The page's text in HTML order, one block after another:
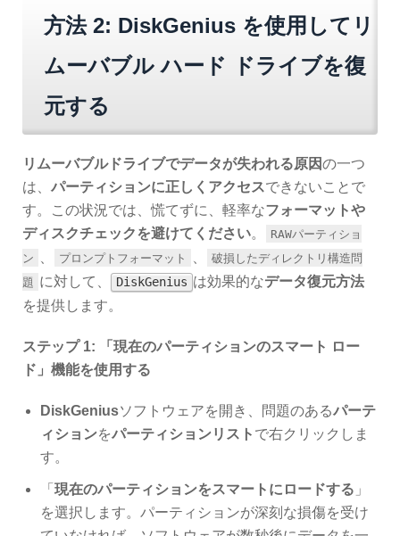
方法 2: DiskGenius を使用してリ
ムーバブル ハード ドライブを復
元する
リムーバブルドライブでデータが失われる原因の一つ
は、 パーティションに正しくアクセスできないことで
す。この状況では、慌てずに、軽率なフォーマットや
ディスクチェックを避けてください。
RAWパーティショ
ン
プロンプトフォーマット
破損したディレクトリ構造問
題 に対して、 DiskGenius は効果的なデータ復元方法
を提供します。
ステップ 1: 「現在のパーティションのスマート ロー
ド」機能を使用する
DiskGeniusソフトウェアを開き、問題のあるパーテ
ィションをパーティションリスト で右クリックしま
す。
「 現在のパーティションをスマートにロードする 」
を選択します。パーティションが深刻な損傷を受け